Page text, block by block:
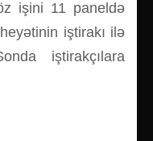
işini 11 paneldə
iştirakı ilə
iştirakçılara